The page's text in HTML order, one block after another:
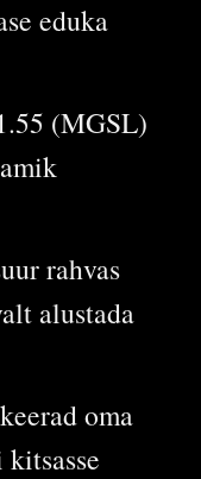
eduka
(MGSL)
rahvas
alustada
oma